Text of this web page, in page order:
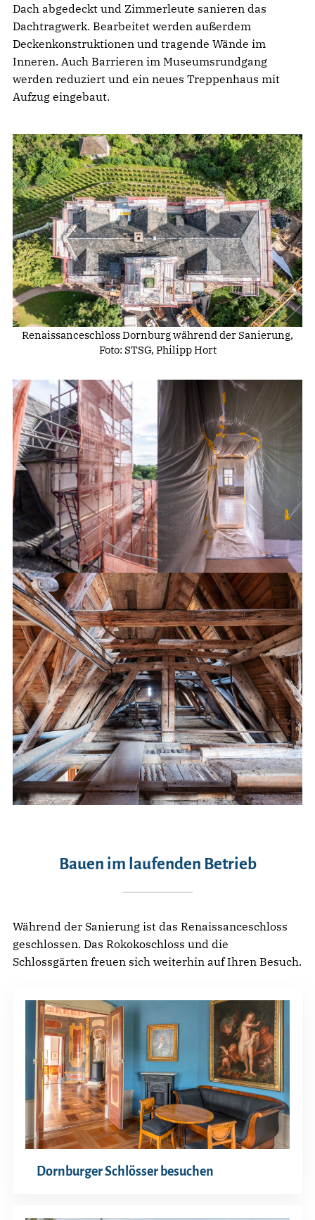
Dach abgedeckt und Zimmerleute sanieren das
Dachtragwerk. Bearbeitet werden außerdem
Deckenkonstruktionen und tragende Wände im
Inneren. Auch Barrieren im Museumsrundgang
werden reduziert und ein neues Treppenhaus mit
Aufzug eingebaut.
Renaissanceschloss Dornburg während der Sanierung,
Foto: STSG, Philipp Hort
Bauen im laufenden Betrieb
Während der Sanierung ist das Renaissanceschloss
geschlossen. Das Rokokoschloss und die
Schlossgärten freuen sich weiterhin auf Ihren Besuch.
Dornburger Schlösser besuchen